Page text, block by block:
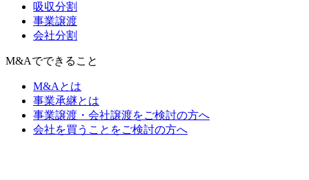
吸収分割
事業譲渡
会社分割
M&Aでできること
M&Aとは
事業承継とは
事業譲渡・会社譲渡をご検討の方へ
会社を買うことをご検討の方へ